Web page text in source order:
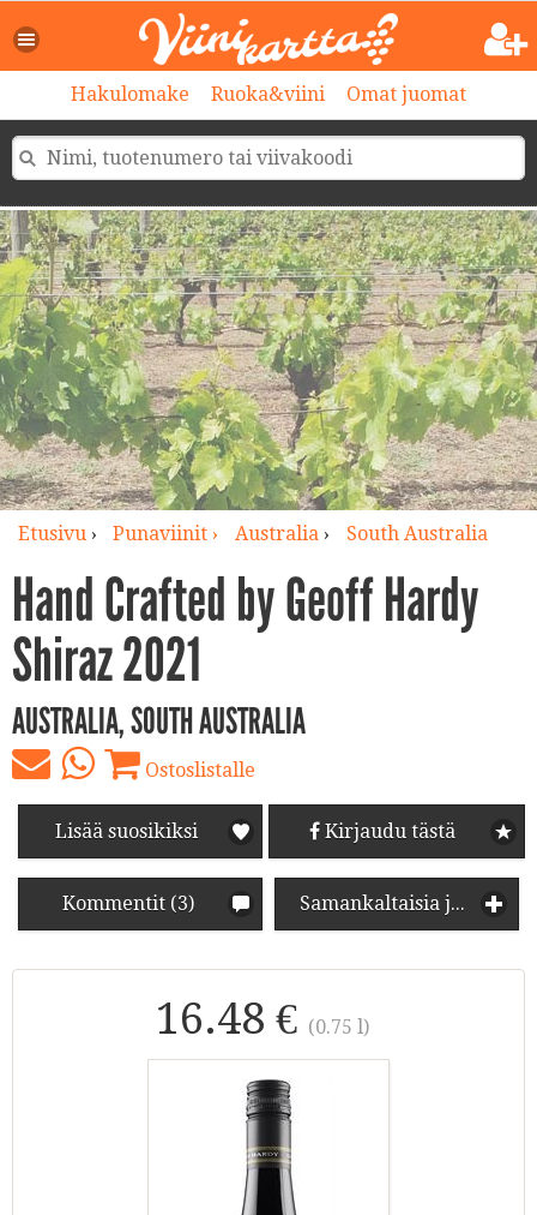
Hakulomake Ruoka&viini Omat juomat
Etusivu› Punaviinit › Australia› South Australia
Hand Crafted by Geoff Hardy
Shiraz 2021
AUSTRALIA, SOUTH AUSTRALIA
Ostoslistalle
Lisää suosikiksi Kirjaudu tästä
Kommentit (3) Samankaltaisia juomia
16.48 € (0.75 l)